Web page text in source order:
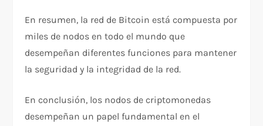
En resumen, la red de Bitcoin está compuesta por
miles de nodos en todo el mundo que
desempeñan diferentes funciones para mantener
la seguridad y la integridad de la red.
En conclusión, los nodos de criptomonedas
desempeñan un papel fundamental en el